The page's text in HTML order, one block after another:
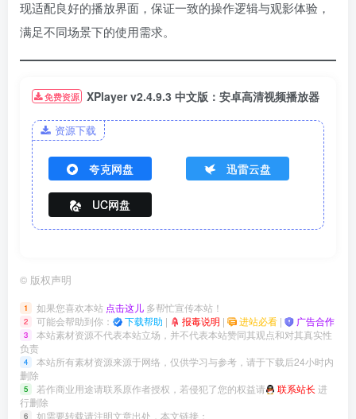
现适配良好的播放界面，保证一致的操作逻辑与观影体验，
满足不同场景下的使用需求。
免费资源 XPlayer v2.4.9.3 中文版：安卓高清视频播放器
资源下载
夸克网盘 迅雷云盘
UC网盘
© 版权声明
1 如果您喜欢本站 点击这儿 多帮忙宣传本站！
2 可能会帮助到你： 下载帮助 | 报毒说明 | 进站必看 | 广告合作
3
本站素材资源不代表本站立场，并不代表本站赞同其观点和对其真实性
负责
4
本站所有素材资源来源于网络，仅供学习与参考，请于下载后24小时内
删除
5 若作商业用途请联系原作者授权，若侵犯了您的权益请 联系站长 进
行删除
6
如需要转载请注明文章出处，本文链接：